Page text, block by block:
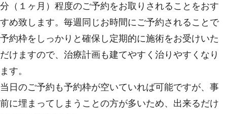
分（１ヶ月）程度のご予約をお取りされることをおす
すめ致します。毎週同じお時間にご予約されることで
予約枠をしっかりと確保し定期的に施術をお受けいた
だけますので、治療計画も建てやすく治りやすくなり
ます。
当日のご予約も予約枠が空いていれば可能ですが、事
前に埋まってしまうことの方が多いため、出来るだけ